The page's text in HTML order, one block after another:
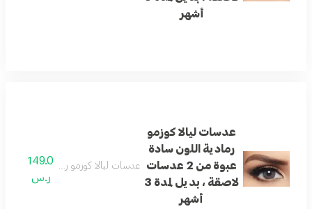
أشهر
عدسات ليالا كوزمو
رمادية اللون سادة
عبوة من 2 عدسات
لاصقة ، بديل لمدة 3
أشهر
عدسات ليالا كوزمو رمادية اللون سادة عبوة من 2 عدسات لاصقة
149.0
ر.س